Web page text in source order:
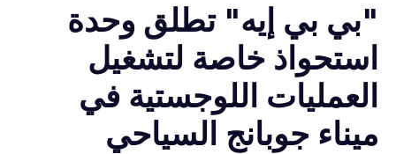
"بي بي إيه" تطلق وحدة
استحواذ خاصة لتشغيل
العمليات اللوجستية في
ميناء جوبانج السياحي